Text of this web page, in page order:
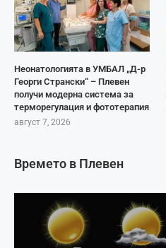
Неонатологията в УМБАЛ „Д-р
Георги Странски“ – Плевен
получи модерна система за
терморегулация и фототерапия
август 7, 2026
Времето в Плевен